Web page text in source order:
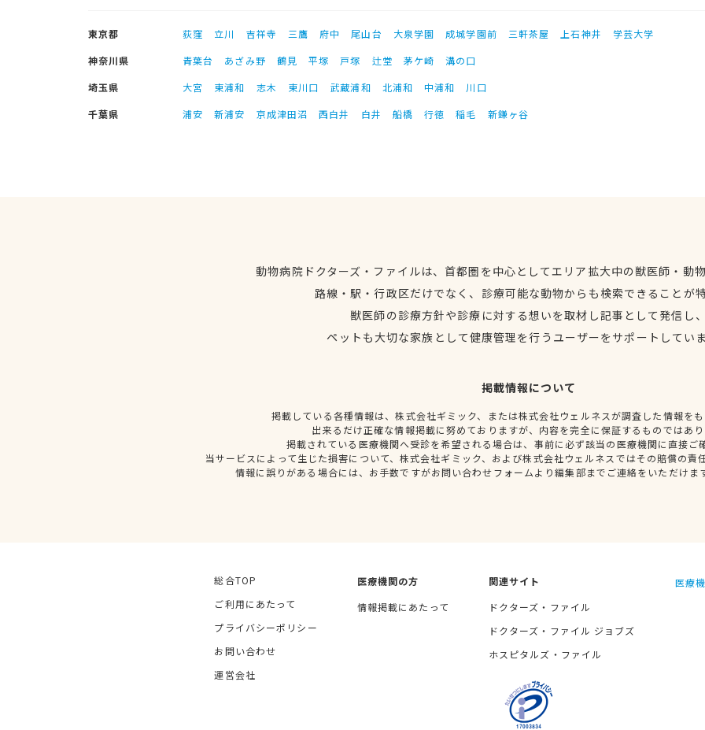
東京都 荻窪 立川 吉祥寺 三鷹 府中 尾山台 大泉学園 成城学園前 三軒茶屋 上石神井
学芸大学
神奈川県
青葉台 あざみ野 鶴見 平塚 戸塚 辻堂 茅ケ崎
溝の口
埼玉県
大宮 東浦和 志木 東川口 武蔵浦和 北浦和 中浦和
川口
千葉県
浦安 新浦安 京成津田沼 西白井 白井 船橋 行徳 稲毛 新鎌ヶ谷
動物病院ドクターズ・ファイルは、首都圏を中心としてエリア拡大中の獣医師・動
路線・駅・行政区だけでなく、診療可能な動物からも検索できることが
獣医師の診療方針や診療に対する想いを取材し記事として発信し
ペットも大切な家族として健康管理を行うユーザーをサポートしてい
掲載情報について
掲載している各種情報は、株式会社ギミック、または株式会社ウェルネスが調査した情報を
出来るだけ正確な情報掲載に努めておりますが、内容を完全に保証するものではあ
掲載されている医療機関へ受診を希望される場合は、事前に必ず該当の医療機関に直接ご
当サービスによって生じた損害について、株式会社ギミック、および株式会社ウェルネスではその賠償の責
情報に誤りがある場合には、お手数ですがお問い合わせフォームより編集部までご連絡をいただけま
総合TOP
ご利用にあたって
プライバシーポリシー
お問い合わせ
運営会社
医療機関の方
情報掲載にあたって
関連サイト
ドクターズ・ファイル
ドクターズ・ファイル ジョブズ
ホスピタルズ・ファイル
医療